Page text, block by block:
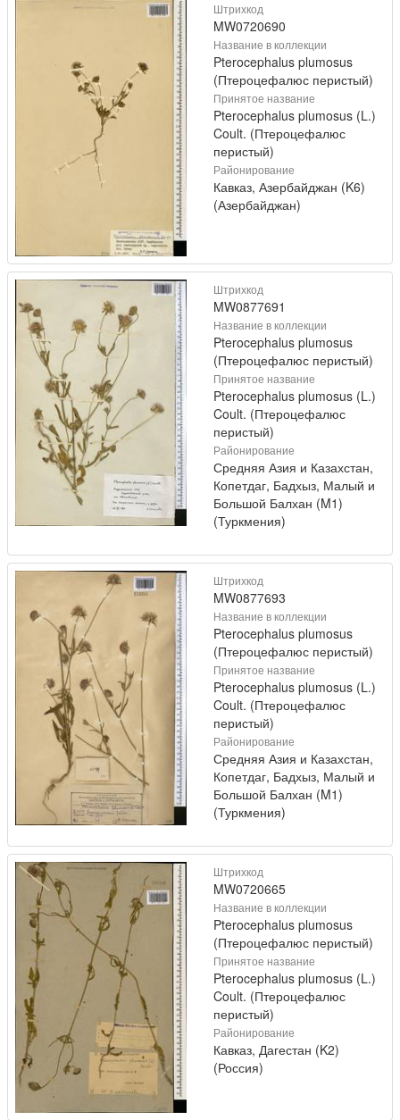
Штрихкод
MW0720690
Название в коллекции
Pterocephalus plumosus
(Птероцефалюс перистый)
Принятое название
Pterocephalus plumosus (L.)
Coult. (Птероцефалюс
перистый)
Районирование
Кавказ, Азербайджан (K6)
(Азербайджан)
Штрихкод
MW0877691
Название в коллекции
Pterocephalus plumosus
(Птероцефалюс перистый)
Принятое название
Pterocephalus plumosus (L.)
Coult. (Птероцефалюс
перистый)
Районирование
Средняя Азия и Казахстан,
Копетдаг, Бадхыз, Малый и
Большой Балхан (M1)
(Туркмения)
Штрихкод
MW0877693
Название в коллекции
Pterocephalus plumosus
(Птероцефалюс перистый)
Принятое название
Pterocephalus plumosus (L.)
Coult. (Птероцефалюс
перистый)
Районирование
Средняя Азия и Казахстан,
Копетдаг, Бадхыз, Малый и
Большой Балхан (M1)
(Туркмения)
Штрихкод
MW0720665
Название в коллекции
Pterocephalus plumosus
(Птероцефалюс перистый)
Принятое название
Pterocephalus plumosus (L.)
Coult. (Птероцефалюс
перистый)
Районирование
Кавказ, Дагестан (K2)
(Россия)